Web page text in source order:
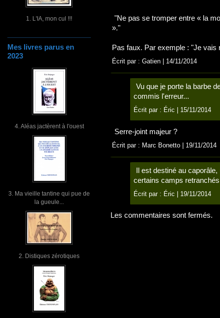
1. L'IA, mon cul !!!
Mes livres parus en
2023
4. Aléas jactèrent à l'ouest
3. Ma vieille tantine qui pue de
la gueule...
2. Distiques zérotiques
"Ne pas se tromper entre « la
»."
Pas faux. Par exemple : "Je
Écrit par : Gatien | 14/11/2014
Vu que je porte la barbe
commis l'erreur...
Écrit par : Éric | 15/11/2014
Serre-joint majeur ?
Écrit par : Marc Bonetto | 19/11/2014
Il est destiné au
certains camps
Écrit par : Éric | 19/11/2014
Les commentaires sont fermés.